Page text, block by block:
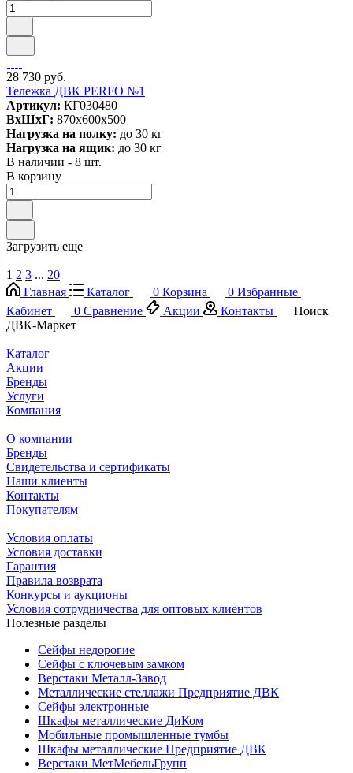
28 730 руб.
Тележка ДВК PERFO №1
Артикул: КГ030480
ВxШxГ: 870x600x500
Нагрузка на полку: до 30 кг
Нагрузка на ящик: до 30 кг
В наличии - 8 шт.
В корзину
Загрузить еще
1 2 3 ... 20
Главная
Каталог 0 Корзина 0 Избранные
Кабинет
0 Сравнение Акции Контакты
Поиск
ДВК-Маркет
Каталог
Акции
Бренды
Услуги
Компания
О компании
Бренды
Свидетельства и сертификаты
Наши клиенты
Контакты
Покупателям
Условия оплаты
Условия доставки
Гарантия
Правила возврата
Конкурсы и аукционы
Условия сотрудничества для оптовых клиентов
Полезные разделы
Сейфы недорогие
Сейфы с ключевым замком
Верстаки Металл-Завод
Металлические стеллажи Предприятие ДВК
Сейфы электронные
Шкафы металлические ДиКом
Мобильные промышленные тумбы
Шкафы металлические Предприятие ДВК
Верстаки МетМебельГрупп